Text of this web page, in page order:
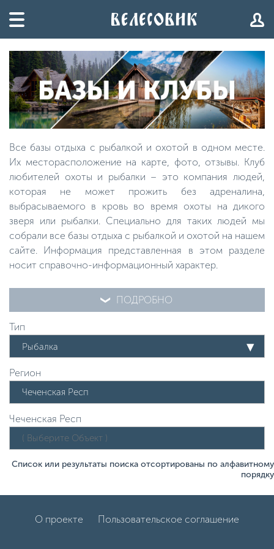
Все базы отдыха с рыбалкой и охотой в одном месте.
Их месторасположение на карте, фото, отзывы. Клуб
любителей охоты и рыбалки – это компания людей,
которая не может прожить без адреналина,
выбрасываемого в кровь во время охоты на дикого
зверя или рыбалки. Специально для таких людей мы
собрали все базы отдыха с рыбалкой и охотой на нашем
сайте. Информация представленная в этом разделе
носит справочно-информационный характер.
ПОДРОБНО
Тип
Рыбалка
Регион
Чеченская Респ
Список или результаты поиска отсортированы по алфавитному
порядку
О проекте Пользовательское соглашение